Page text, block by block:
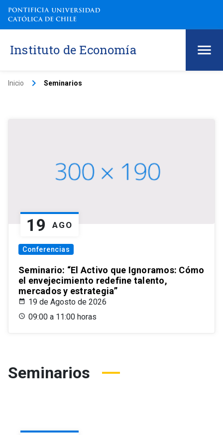
Instituto de Economía
Inicio keyboard_arrow_right Seminarios
19 AGO
Conferencias
Seminario: “El Activo que Ignoramos: Cómo
el envejecimiento redefine talento,
mercados y estrategia”
19 de Agosto de 2026
09:00 a 11:00 horas
Seminarios